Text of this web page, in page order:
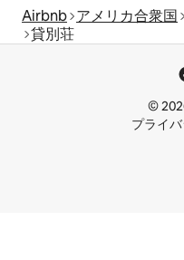
Airbnb アメリカ合衆国
貸別荘
©
プライ